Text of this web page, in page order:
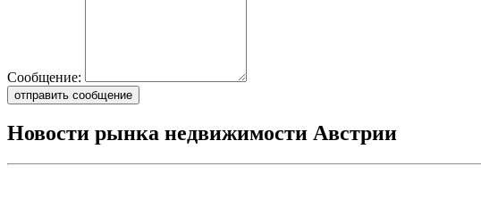
Сообщение:
отправить сообщение
Новости рынка недвижимости Австрии